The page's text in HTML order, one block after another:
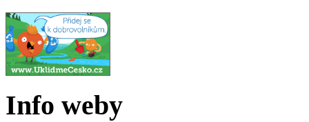
Info weby